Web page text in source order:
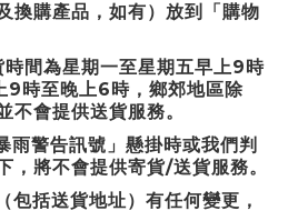
換購產品，如有）放到「購物
時間為星期一至星期五早上9 時
9 時至晚上6 時，鄉郊地區除
不會提供送貨服務。
雨警告訊號」懸掛時或我們判
，將不會提供寄貨/送貨服務。
包括送貨地址）有任何變更，